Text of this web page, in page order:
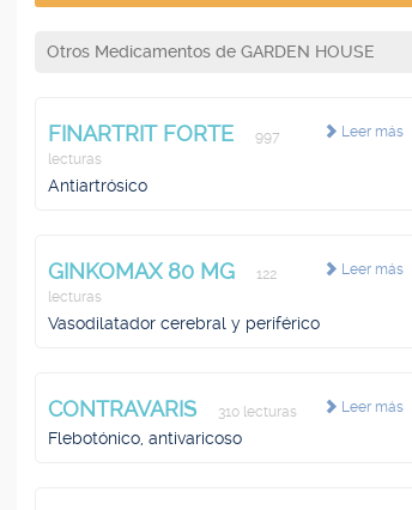
Otros Medicamentos de GARDEN HOUSE
Leer más
FINARTRIT FORTE
997
lecturas
Antiartrósico
Leer más
GINKOMAX 80 MG
122
lecturas
Vasodilatador cerebral y periférico
Leer más
CONTRAVARIS 310 lecturas
Flebotónico, antivaricoso